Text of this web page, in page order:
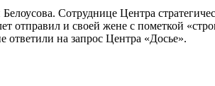
Сотруднице Центра
отправил и своей жене с пометкой
на запрос Центра «Досье».